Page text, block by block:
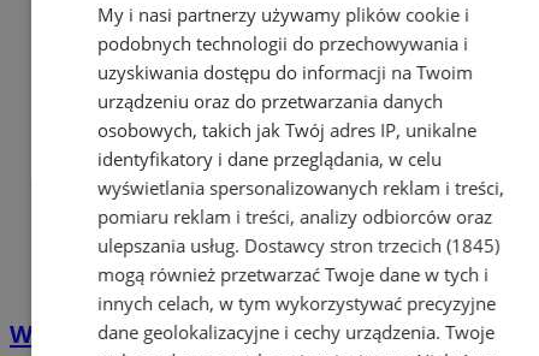
W Łaziskach Górnych startuje kurs
My i nasi partnerzy używamy plików cookie i
podobnych technologii do przechowywania i
uzyskiwania dostępu do informacji na Twoim
urządzeniu oraz do przetwarzania danych
osobowych, takich jak Twój adres IP, unikalne
identyfikatory i dane przeglądania, w celu
wyświetlania spersonalizowanych reklam i treści,
pomiaru reklam i treści, analizy odbiorców oraz
ulepszania usług. Dostawcy stron trzecich (1845)
mogą również przetwarzać Twoje dane w tych i
innych celach, w tym wykorzystywać precyzyjne
dane geolokalizacyjne i cechy urządzenia. Twoje